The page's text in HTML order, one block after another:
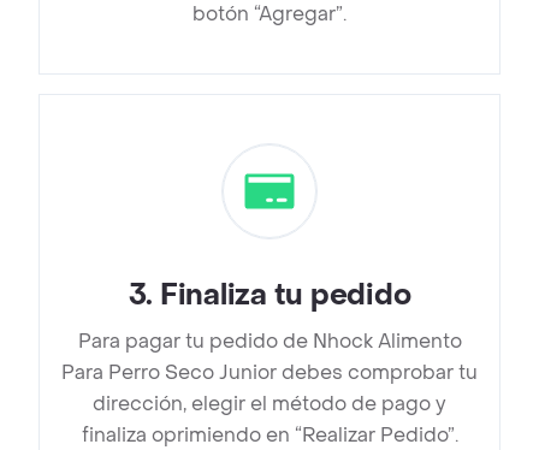
botón “Agregar”.
3. Finaliza tu pedido
Para pagar tu pedido de Nhock Alimento
Para Perro Seco Junior debes comprobar tu
dirección, elegir el método de pago y
finaliza oprimiendo en “Realizar Pedido”.